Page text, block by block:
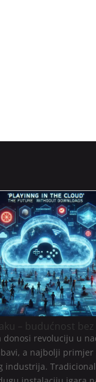
– budućnost
donosi revoluciju u
a najbolji primjer
industrija.